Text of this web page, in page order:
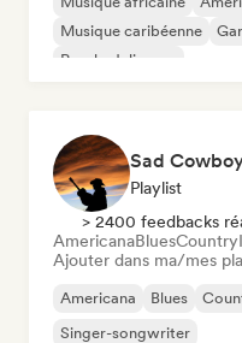
Musique caribéenne
Psychedelic pop
Sad
Playlist
> 2400 feedbacks
AmericanaBluesCountry
Ajouter dans ma/mes
Americana Blues
Singer-songwriter